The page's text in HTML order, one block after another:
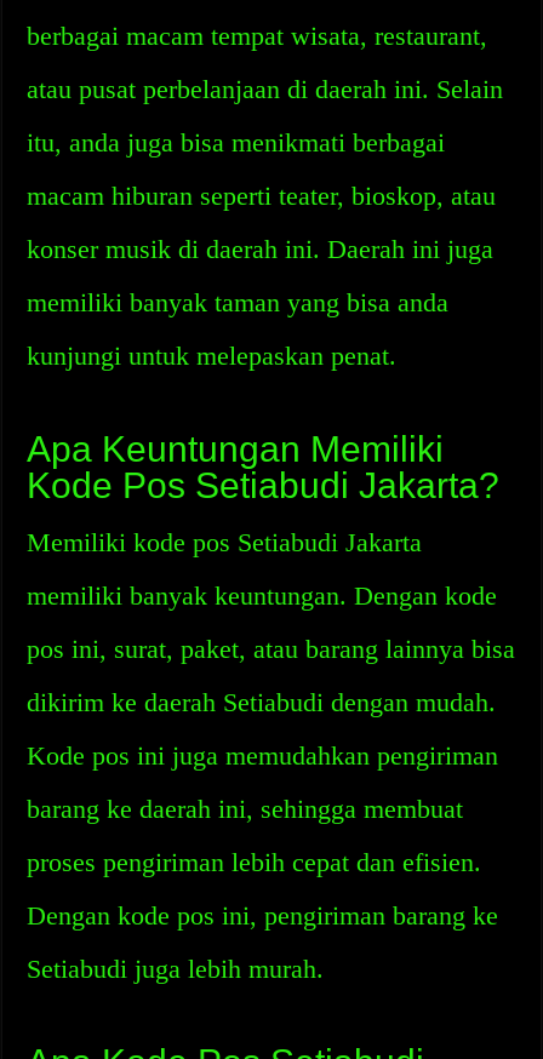
berbagai macam tempat wisata, restaurant,
atau pusat perbelanjaan di daerah ini. Selain
itu, anda juga bisa menikmati berbagai
macam hiburan seperti teater, bioskop, atau
konser musik di daerah ini. Daerah ini juga
memiliki banyak taman yang bisa anda
kunjungi untuk melepaskan penat.
Apa Keuntungan Memiliki
Kode Pos Setiabudi Jakarta?
Memiliki kode pos Setiabudi Jakarta
memiliki banyak keuntungan. Dengan kode
pos ini, surat, paket, atau barang lainnya bisa
dikirim ke daerah Setiabudi dengan mudah.
Kode pos ini juga memudahkan pengiriman
barang ke daerah ini, sehingga membuat
proses pengiriman lebih cepat dan efisien.
Dengan kode pos ini, pengiriman barang ke
Setiabudi juga lebih murah.